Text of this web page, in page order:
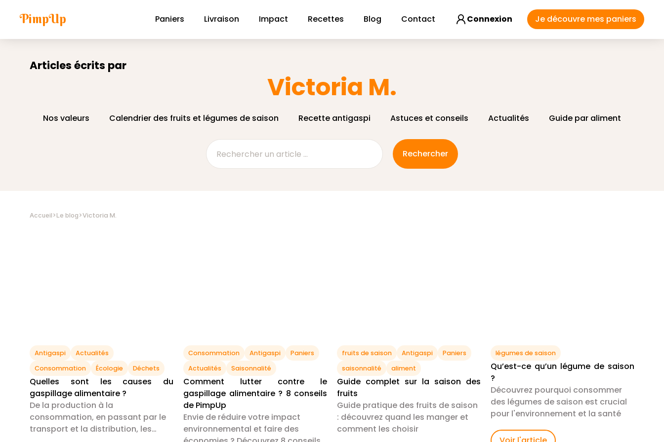
PimpUp Paniers Livraison Impact Recettes Blog Contact Connexion Je découvre mes paniers
Articles écrits par
Victoria M.
Nos valeurs Calendrier des fruits et légumes de saison Recette antigaspi Astuces et conseils Actualités Guide par aliment
Accueil > Le blog >Victoria M.
Antigaspi
Actualités
Consommation
Écologie Déchets
Quelles sont les causes du
gaspillage alimentaire ?
De la production à la
consommation, en passant par le
transport et la distribution, les
Consommation Antigaspi
Paniers
Actualités
Saisonnalité
Comment lutter contre le
gaspillage alimentaire ? 8 conseils
de PimpUp
Envie de réduire votre impact
environnemental et faire des
fruits de saison Antigaspi
Paniers
saisonnalité
aliment
Guide complet sur la saison des
fruits
Guide pratique des fruits de saison
: découvrez quand les manger et
comment les choisir
légumes de saison
Qu’est-ce qu’un légume de saison
?
Découvrez pourquoi consommer
des légumes de saison est crucial
pour l'environnement et la santé